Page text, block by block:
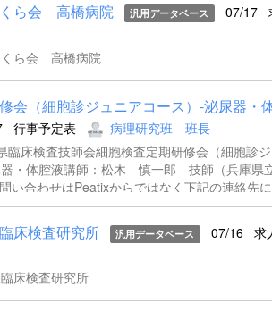
円 ・生涯教育点数：専門20点 ・事前予
順） Web定員 ：150名（先着順） 【申し
できるようになります。 ※現地参加される場
が可能です。
ら会 高橋病院 汎用データベース 07/17
くら会 高橋病院
会（細胞診ジュニアコース）-泌尿器・
行事予定表
病理研究班 班長
臨床検査技師会細胞検査定期研修会（細胞診
器・体腔液講師：松木 慎一郎 技師（兵庫県
い合わせはPeatixからではなく下記の連絡先
い合わせされた場合、対応に時間がかかる
床検査技師会は免税事業者の為、適格請求書
ただきますようお願い申し上げます。 ＊登
ルアドレスあてに、資料（ある場合）および
能性があるため、ZOOMのウェビナー招致を
床検査研究所 汎用データベース 07/16
求
床検査研究所